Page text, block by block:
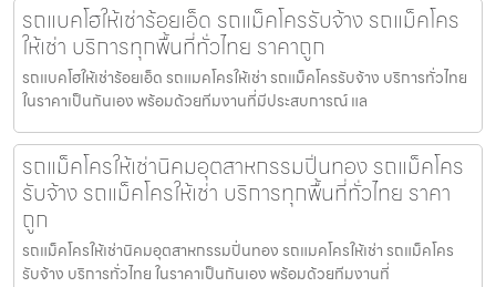
รถแบคโฮให้เช่าร้อยเอ็ด รถแม็คโครรับจ้าง รถแม็คโคร
ให้เช่า บริการทุกพื้นที่ทั่วไทย ราคาถูก
รถแบคโฮให้เช่าร้อยเอ็ด รถแมคโครให้เช่า รถแม็คโครรับจ้าง บริการทั่วไทย
ในราคาเป็นกันเอง พร้อมด้วยทีมงานที่มีประสบการณ์ แล
รถแม็คโครให้เช่านิคมอุตสาหกรรมปิ่นทอง รถแม็คโคร
รับจ้าง รถแม็คโครให้เช่า บริการทุกพื้นที่ทั่วไทย ราคา
ถูก
รถแม็คโครให้เช่านิคมอุตสาหกรรมปิ่นทอง รถแมคโครให้เช่า รถแม็คโคร
รับจ้าง บริการทั่วไทย ในราคาเป็นกันเอง พร้อมด้วยทีมงานที่